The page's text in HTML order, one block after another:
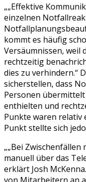
„Effektive
einzelnen
kommt es häufig
Versäumnissen, weil
rechtzeitig
dies zu verhindern.“
sicherstellen, dass
Personen
enthielten und
Punkte waren relativ
Punkt stellte sich
„Bei
manuell über das
erklärt Josh